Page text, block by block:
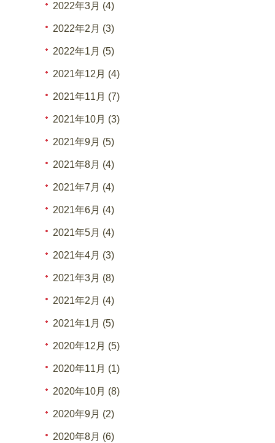
2022年3月 (4)
2022年2月 (3)
2022年1月 (5)
2021年12月 (4)
2021年11月 (7)
2021年10月 (3)
2021年9月 (5)
2021年8月 (4)
2021年7月 (4)
2021年6月 (4)
2021年5月 (4)
2021年4月 (3)
2021年3月 (8)
2021年2月 (4)
2021年1月 (5)
2020年12月 (5)
2020年11月 (1)
2020年10月 (8)
2020年9月 (2)
2020年8月 (6)